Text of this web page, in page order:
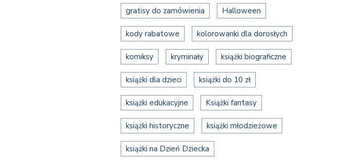
gratisy do zamówienia Halloween
kody rabatowe kolorowanki dla dorosłych
komiksy kryminały książki biograficzne
książki dla dzieci książki do 10 zł
książki edukacyjne Książki fantasy
książki historyczne książki młodzieżowe
książki na Dzień Dziecka